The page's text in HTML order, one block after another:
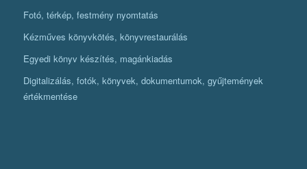
Fotó, térkép, festmény nyomtatás
Kézműves könyvkötés, könyvrestaurálás
Egyedi könyv készítés, magánkiadás
Digitalizálás, fotók, könyvek, dokumentumok, gyűjtemények
értékmentése